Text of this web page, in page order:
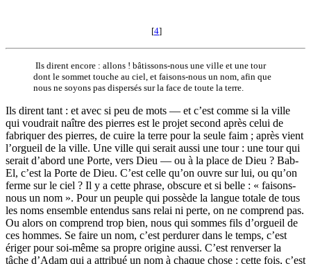
[4]
Ils dirent encore : allons ! bâtissons-nous une ville et une tour
dont le sommet touche au ciel, et faisons-nous un nom, afin que
nous ne soyons pas dispersés sur la face de toute la terre.
Ils dirent tant : et avec si peu de mots — et c’est comme si la ville
qui voudrait naître des pierres est le projet second après celui de
fabriquer des pierres, de cuire la terre pour la seule faim ; après vient
l’orgueil de la ville. Une ville qui serait aussi une tour : une tour qui
serait d’abord une Porte, vers Dieu — ou à la place de Dieu ? Bab-
El, c’est la Porte de Dieu. C’est celle qu’on ouvre sur lui, ou qu’on
ferme sur le ciel ? Il y a cette phrase, obscure et si belle : « faisons-
nous un nom ». Pour un peuple qui possède la langue totale de tous
les noms ensemble entendus sans relai ni perte, on ne comprend pas.
Ou alors on comprend trop bien, nous qui sommes fils d’orgueil de
ces hommes. Se faire un nom, c’est perdurer dans le temps, c’est
ériger pour soi-même sa propre origine aussi. C’est renverser la
tâche d’Adam qui a attribué un nom à chaque chose : cette fois, c’est